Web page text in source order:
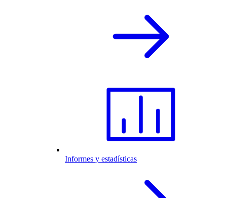
Informes y estadísticas